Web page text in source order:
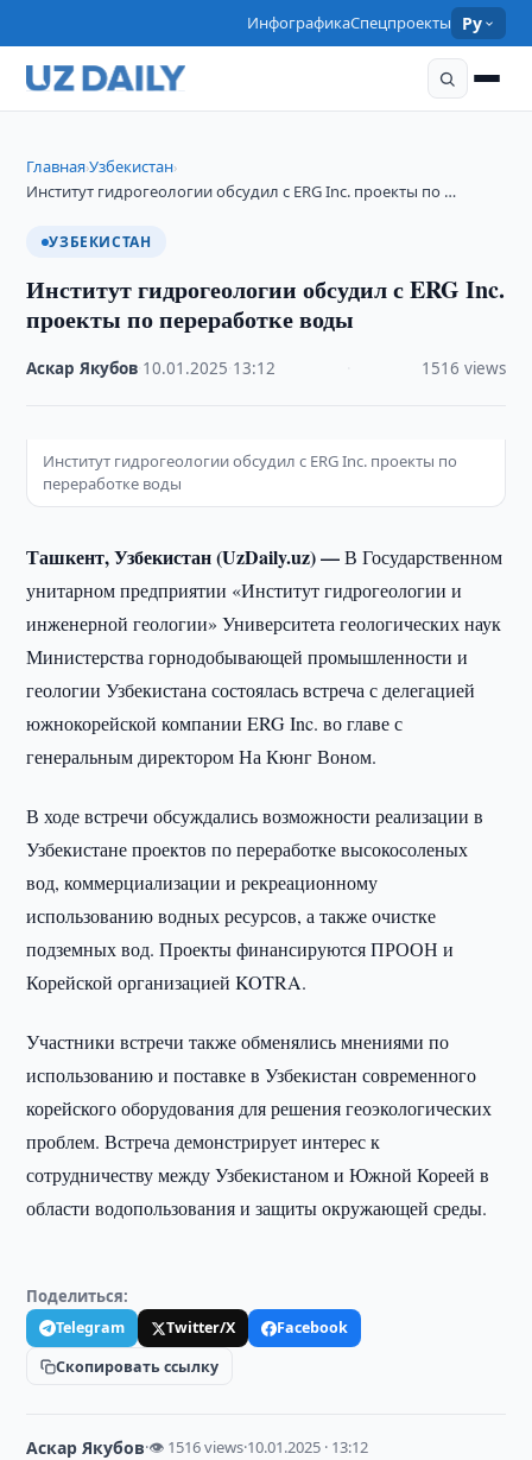
ИнфографикаСпецпроекты Ру
Главная›Узбекистан›
Институт гидрогеологии обсудил с ERG Inc. проекты по …
УЗБЕКИСТАН
Институт гидрогеологии обсудил с ERG Inc.
проекты по переработке воды
Аскар Якубов 10.01.2025 13:12 1516 views
Институт гидрогеологии обсудил с ERG Inc. проекты по
переработке воды
Ташкент, Узбекистан (UzDaily.uz) —В Государственном
унитарном предприятии «Институт гидрогеологии и
инженерной геологии» Университета геологических наук
Министерства горнодобывающей промышленности и
геологии Узбекистана состоялась встреча с делегацией
южнокорейской компании ERG Inc. во главе с
генеральным директором На Кюнг Воном.
В ходе встречи обсуждались возможности реализации в
Узбекистане проектов по переработке высокосоленых
вод, коммерциализации и рекреационному
использованию водных ресурсов, а также очистке
подземных вод. Проекты финансируются ПРООН и
Корейской организацией KOTRA.
Участники встречи также обменялись мнениями по
использованию и поставке в Узбекистан современного
корейского оборудования для решения геоэкологических
проблем. Встреча демонстрирует интерес к
сотрудничеству между Узбекистаном и Южной Кореей в
области водопользования и защиты окружающей среды.
Поделиться:
Telegram Twitter/X
Facebook
Скопировать ссылку
Аскар Якубов·👁 1516 views·10.01.2025 · 13:12